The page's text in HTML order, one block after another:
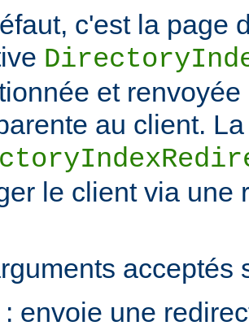
c'est la page
et
au client.
le client via une
acceptés
: envoie une